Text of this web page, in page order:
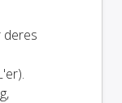
deres